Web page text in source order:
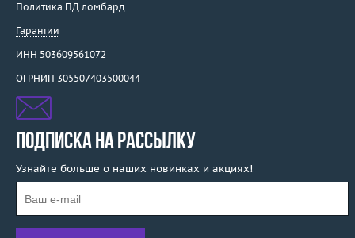
Политика ПД ломбард
Гарантии
ИНН 503609561072
ОГРНИП 305507403500044
ПОДПИСКА НА РАССЫЛКУ
Узнайте больше о наших новинках и акциях!